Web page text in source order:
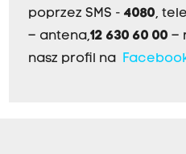
poprzez SMS - 4080,
– antena,12 630 60 00 –
nasz profil na